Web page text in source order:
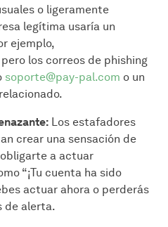
o ligeramente
legítima usaría un
ejemplo,
pero los correos de phishing
soporte@pay-pal.com o un
Los estafadores
crear una sensación de
a actuar
“¡Tu cuenta ha sido
actuar ahora o perderás
de alerta.